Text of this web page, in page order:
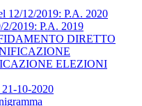
12/12/2019: P.A. 2020
2019: P.A. 2019
DIRETTO
ELEZIONI
10-2020